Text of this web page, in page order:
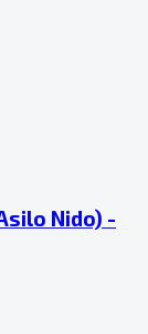
Nido) -